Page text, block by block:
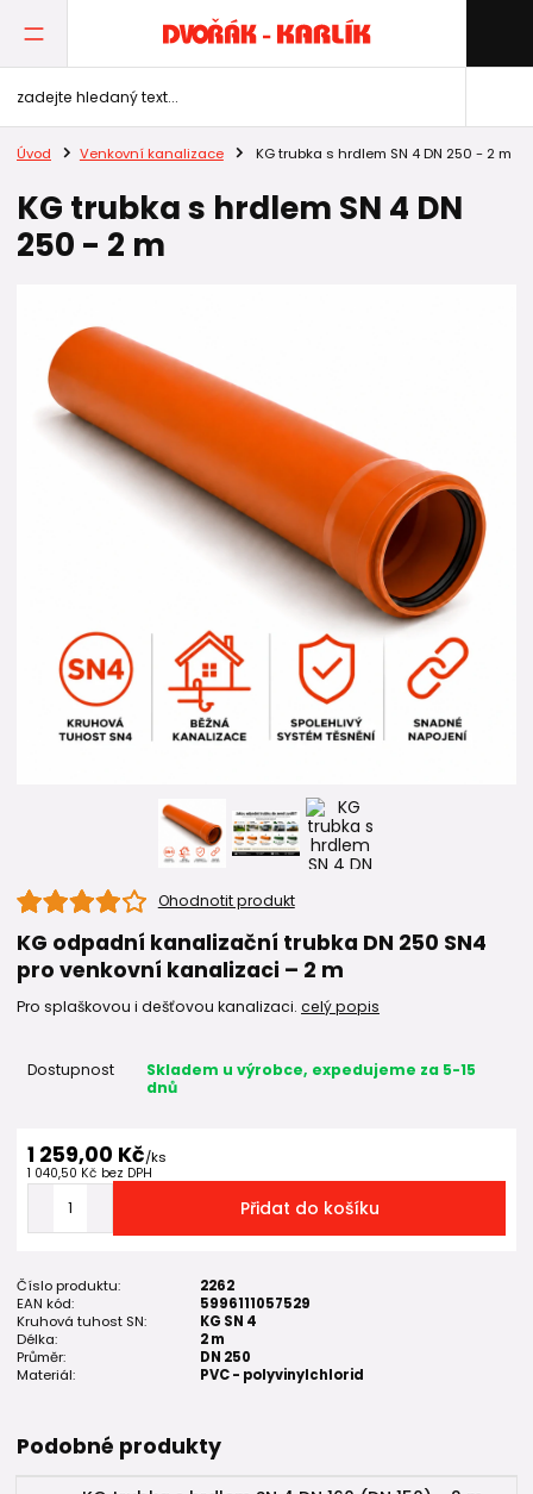
Úvod Venkovní kanalizace KG trubka s hrdlem SN 4 DN 250 - 2 m
KG trubka s hrdlem SN 4 DN
250 - 2 m
Ohodnotit produkt
KG odpadní kanalizační trubka DN 250 SN4
pro venkovní kanalizaci – 2 m
Pro splaškovou i dešťovou kanalizaci. celý popis
Dostupnost
Skladem u výrobce, expedujeme za 5-15
dnů
1 259,00 Kč/ks
1 040,50 Kč bez DPH
Přidat do košíku
Číslo produktu:
2262
EAN kód:
5996111057529
Kruhová tuhost SN:
KG SN 4
Délka:
2 m
Průměr:
DN 250
Materiál:
PVC - polyvinylchlorid
Podobné produkty